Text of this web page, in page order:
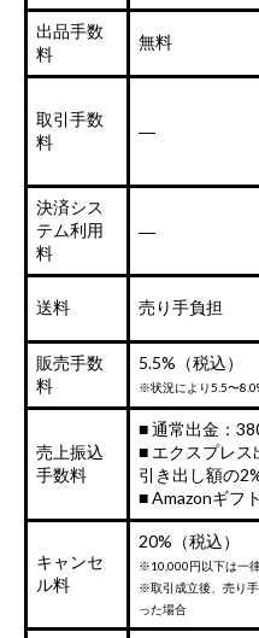
出品手数
料
無料
取引手数
料
―
決済シス
テム利用
料
―
送料 売り手負担
販売手数
料
5.5%（税込）
※状況により5.5〜
売上振込
手数料
■ 通常出金：
■ エクスプレス
引き出し額の
■ Amazonギフ
キャンセ
ル料
20%（税込）
※10,000円以下は一
※取引成立後、売り
った場合